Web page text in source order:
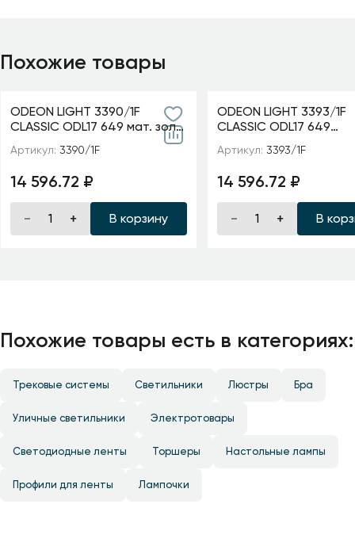
Похожие товары
ODEON LIGHT 3390/1F
CLASSIC ODL17 649 мат. зол/
абажур ткань/хрусталь
Торшер E14 40W 220V
Артикул: 3390/1F
14 596.72 ₽
В корзину
ODEON LIGHT 3393/1F
CLASSIC ODL17 649
мат.золото/абажур
хрусталь Торшер E14
Артикул: 3393/1F
14 596.72 ₽
В
Похожие товары есть в категориях:
Трековые системы Светильники Люстры Бра
Уличные светильники Электротовары
Светодиодные ленты Торшеры Настольные лампы
Профили для ленты Лампочки